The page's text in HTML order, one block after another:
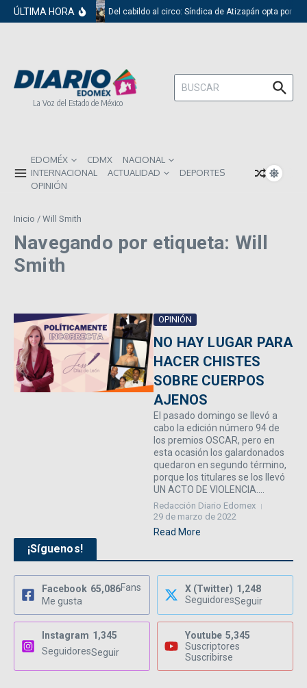
Saltar al contenido
ÚLTIMA HORA Del cabildo al circo: Síndica de Atizapán opta por
La Voz del Estado de México
Buscar:
EDOMÉX CDMX
NACIONAL
INTERNACIONAL
ACTUALIDAD
DEPORTES
OPINIÓN
Inicio / Will Smith
Navegando por etiqueta: Will
Smith
OPINIÓN
NO HAY LUGAR PARA
HACER CHISTES
SOBRE CUERPOS
AJENOS
El pasado domingo se llevó a
cabo la edición número 94 de
los premios OSCAR, pero en
esta ocasión los galardonados
quedaron en segundo término,
porque los titulares se los llevó
UN ACTO DE VIOLENCIA....
Redacción Diario Edomex
29 de marzo de 2022
Read More
¡Síguenos!
Facebook 65,086Fans
Me gusta
X (Twitter) 1,248
SeguidoresSeguir
Instagram 1,345
SeguidoresSeguir
Youtube 5,345
Suscriptores
Suscribirse